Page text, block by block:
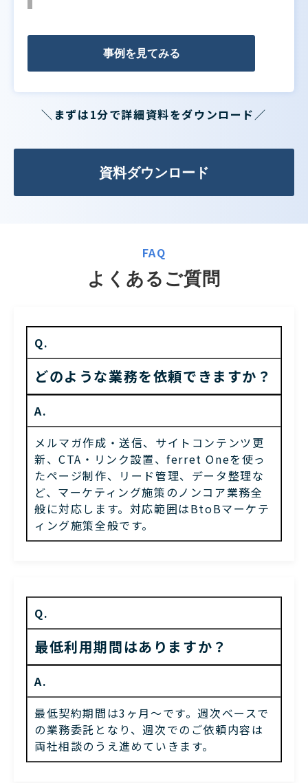
事例を見てみる
＼まずは1分で詳細資料をダウンロード／
資料ダウンロード
FAQ
よくあるご質問
Q.
どのような業務を依頼できますか？
A.
メルマガ作成・送信、サイトコンテンツ更
新、CTA・リンク設置、ferret Oneを使っ
たページ制作、リード管理、データ整理な
ど、マーケティング施策のノンコア業務全
般に対応します。対応範囲はBtoBマーケテ
ィング施策全般です。
Q.
最低利用期間はありますか？
A.
最低契約期間は3ヶ月〜です。週次ベースで
の業務委託となり、週次でのご依頼内容は
両社相談のうえ進めていきます。